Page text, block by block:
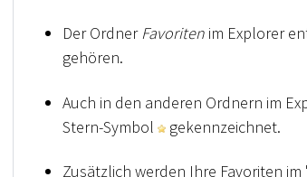
Der OrdnerFavoriten im Explorer
gehören.
Auch in den anderen Ordnern im
Stern-Symbol
gekennzeichnet.
Zusätzlich werden Ihre Favoriten